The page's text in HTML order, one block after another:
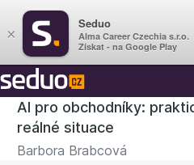
AI pro obchodníky:
reálné situace
Barbora Brabcová
×
Seduo
Alma Career Czechia s.r.o.
Získat - na Google Play